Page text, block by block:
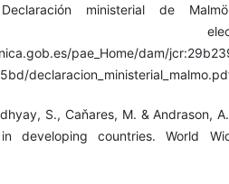
ministerial de
pae_Home/dam/
S., Caňares, M. & Andrason,
developing countries. World